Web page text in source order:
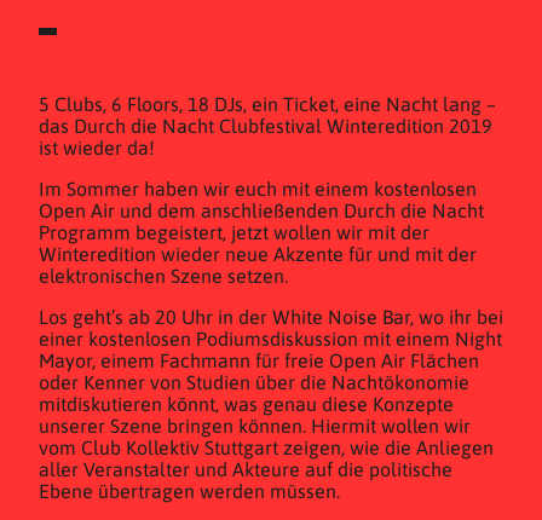
5 Clubs, 6 Floors, 18 DJs, ein Ticket, eine Nacht lang –
das Durch die Nacht Clubfestival Winteredition 2019
ist wieder da!
Im Sommer haben wir euch mit einem kostenlosen
Open Air und dem anschließenden Durch die Nacht
Programm begeistert, jetzt wollen wir mit der
Winteredition wieder neue Akzente für und mit der
elektronischen Szene setzen.
Los geht’s ab 20 Uhr in der White Noise Bar, wo ihr bei
einer kostenlosen Podiumsdiskussion mit einem Night
Mayor, einem Fachmann für freie Open Air Flächen
oder Kenner von Studien über die Nachtökonomie
mitdiskutieren könnt, was genau diese Konzepte
unserer Szene bringen können. Hiermit wollen wir
vom Club Kollektiv Stuttgart zeigen, wie die Anliegen
aller Veranstalter und Akteure auf die politische
Ebene übertragen werden müssen.